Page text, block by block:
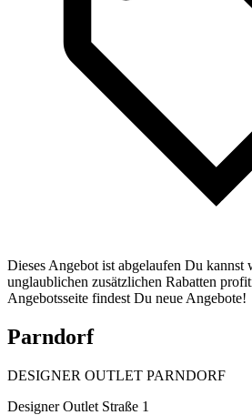
Dieses Angebot ist abgelaufen Du kannst
unglaublichen zusätzlichen Rabatten
Angebotsseite findest Du neue Angebote!
Parndorf
DESIGNER OUTLET PARNDORF
Designer Outlet Straße 1